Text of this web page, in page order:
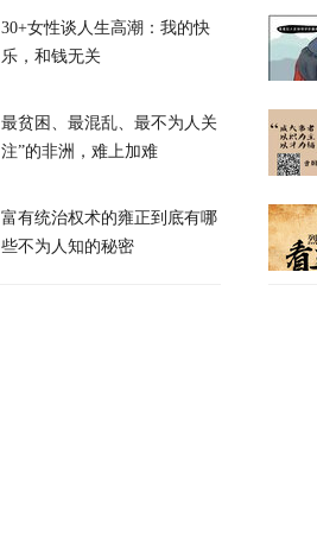
特朗普公开拒绝泽连斯基！
天下事
30+女性谈人生高潮：我的快
乐，和钱无关
最贫困、最混乱、最不为人关
注”的非洲，难上加难
富有统治权术的雍正到底有哪
些不为人知的秘密